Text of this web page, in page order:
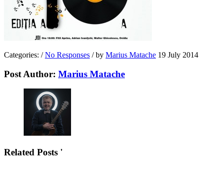
Categories: / No Responses /by Marius Matache 19 July 2014
Post Author: Marius Matache
Related Posts '